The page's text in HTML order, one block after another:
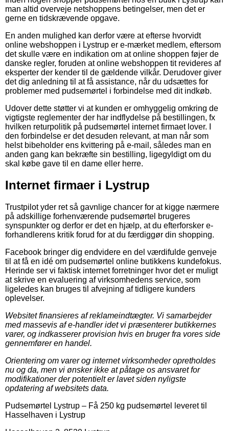
man altid overveje netshoppens betingelser, men det er
gerne en tidskrævende opgave.
En anden mulighed kan derfor være at efterse hvorvidt
online webshoppen i Lystrup er e-mærket medlem, eftersom
det skulle være en indikation om at online shoppen føjer de
danske regler, foruden at online webshoppen tit revideres af
eksperter der kender til de gældende vilkår. Derudover giver
det dig anledning til at få assistance, når du udsættes for
problemer med pudsemørtel i forbindelse med dit indkøb.
Udover dette støtter vi at kunden er omhyggelig omkring de
vigtigste reglementer der har indflydelse på bestillingen, fx
hvilken returpolitik på pudsemørtel internet firmaet lover. I
den forbindelse er det desuden relevant, at man når som
helst bibeholder ens kvittering på e-mail, således man en
anden gang kan bekræfte sin bestilling, ligegyldigt om du
skal købe gave til en dame eller herre.
Internet firmaer i Lystrup
Trustpilot yder ret så gavnlige chancer for at kigge nærmere
på adskillige forhenværende pudsemørtel brugeres
synspunkter og derfor er det en hjælp, at du efterforsker e-
forhandlerens kritik forud for at du færdiggør din shopping.
Facebook bringer dig endvidere en del værdifulde genveje
til at få en idé om pudsemørtel online butikkens kundefokus.
Herinde ser vi faktisk internet forretninger hvor det er muligt
at skrive en evaluering af virksomhedens service, som
ligeledes kan bruges til afvejning af tidligere kunders
oplevelser.
Websitet finansieres af reklameindtægter. Vi samarbejder
med massevis af e-handler idet vi præsenterer butikkernes
varer, og indkasserer provision hvis en bruger fra vores side
gennemfører en handel.
Orientering om varer og internet virksomheder opretholdes
nu og da, men vi ønsker ikke at påtage os ansvaret for
modifikationer der potentielt er lavet siden nyligste
opdatering af websitets data.
Pudsemørtel Lystrup – Få 250 kg pudsemørtel leveret til
Hasselhaven i Lystrup